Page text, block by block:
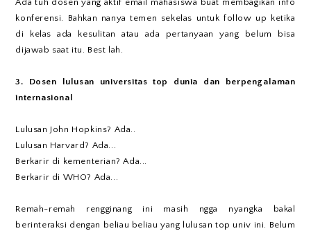
Ada tuh dosen yang aktif email mahasiswa buat membagikan info
konferensi. Bahkan nanya temen sekelas untuk follow up ketika
di kelas ada kesulitan atau ada pertanyaan yang belum bisa
dijawab saat itu. Best lah.
3. Dosen lulusan universitas top dunia dan berpengalaman
internasional
Lulusan John Hopkins? Ada..
Lulusan Harvard? Ada...
Berkarir di kementerian? Ada...
Berkarir di WHO? Ada...
Remah-remah rengginang ini masih ngga nyangka bakal
berinteraksi dengan beliau beliau yang lulusan top univ ini. Belum